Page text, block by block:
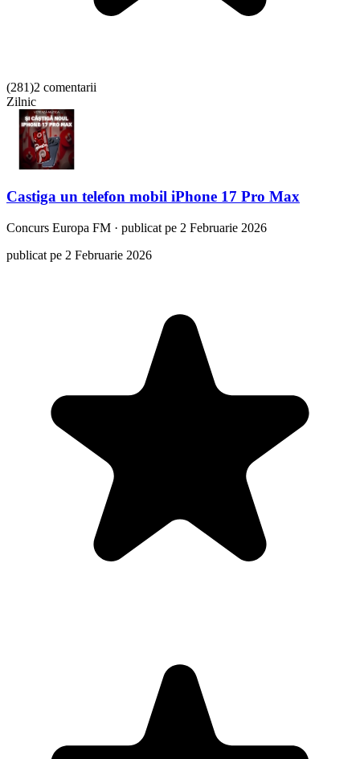
(281)2 comentarii
Zilnic
Castiga un telefon mobil iPhone 17 Pro Max
Concurs Europa FM · publicat pe 2 Februarie 2026
publicat pe 2 Februarie 2026